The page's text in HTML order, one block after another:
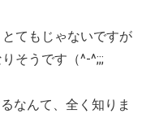
てもじゃないですが
そうです（^-^;;;
なんて、全く知りま